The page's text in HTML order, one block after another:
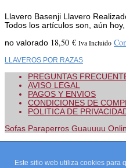
Llavero Basenji Llavero
Todos los artículos son, aún
no valorado 18,50 € Iva Incluido
LLAVEROS POR RAZAS
PREGUNTAS
AVISO LEGAL
PAGOS Y ENVIOS
CONDICIONES DE
POLITICA DE
Sofas Paraperros Guauuuu
Este sitio web utiliza cookies para